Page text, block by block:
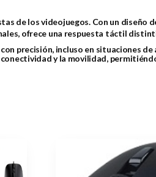
de los videojuegos. Con un
ofrece una respuesta táctil
precisión, incluso en situaciones
y la movilidad,